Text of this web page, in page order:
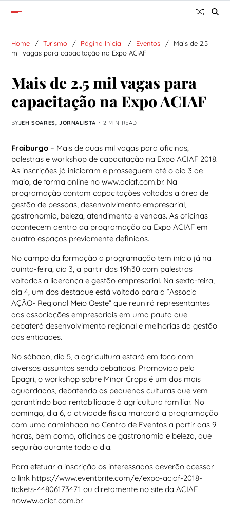
Home Turismo Página Inicial Eventos
Mais de 2.5
mil vagas para capacitação na Expo ACIAF
Mais de 2.5 mil vagas para
capacitação na Expo ACIAF
BYJEH SOARES, JORNALISTA 2 MIN READ
Fraiburgo– Mais de duas mil vagas para oficinas,
palestras e workshop de capacitação na Expo ACIAF 2018.
As inscrições já iniciaram e prosseguem até o dia 3 de
maio, de forma online no www.aciaf.com.br. Na
programação contam capacitações voltadas a área de
gestão de pessoas, desenvolvimento empresarial,
gastronomia, beleza, atendimento e vendas. As oficinas
acontecem dentro da programação da Expo ACIAF em
quatro espaços previamente definidos.
No campo da formação a programação tem início já na
quinta-feira, dia 3, a partir das 19h30 com palestras
voltadas a liderança e gestão empresarial. Na sexta-feira,
dia 4, um dos destaque está voltado para a “Associa
AÇÂO- Regional Meio Oeste” que reunirá representantes
das associações empresariais em uma pauta que
debaterá desenvolvimento regional e melhorias da gestão
das entidades.
No sábado, dia 5, a agricultura estará em foco com
diversos assuntos sendo debatidos. Promovido pela
Epagri, o workshop sobre Minor Crops é um dos mais
aguardados, debatendo as pequenas culturas que vem
garantindo boa rentabilidade à agricultura familiar. No
domingo, dia 6, a atividade física marcará a programação
com uma caminhada no Centro de Eventos a partir das 9
horas, bem como, oficinas de gastronomia e beleza, que
seguirão durante todo o dia.
Para efetuar a inscrição os interessados deverão acessar
o link https://www.eventbrite.com/e/expo-aciaf-2018-
tickets-44806173471 ou diretamente no site da ACIAF
nowww.aciaf.com.br.